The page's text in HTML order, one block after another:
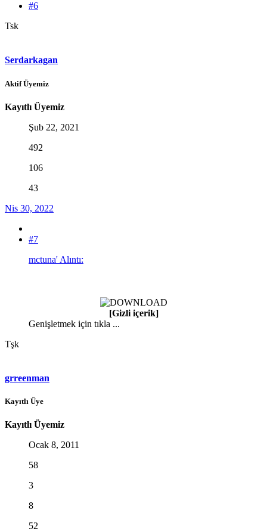
#6
Tsk
Serdarkagan
Aktif Üyemiz
Kayıtlı Üyemiz
Şub 22, 2021
492
106
43
Nis 30, 2022
#7
mctuna' Alıntı:
[Gizli içerik]
Genişletmek için tıkla ...
Tşk
grreenman
Kayıtlı Üye
Kayıtlı Üyemiz
Ocak 8, 2011
58
3
8
52